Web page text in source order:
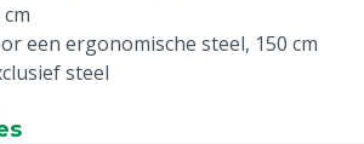
een ergonomische steel, 150 cm
steel